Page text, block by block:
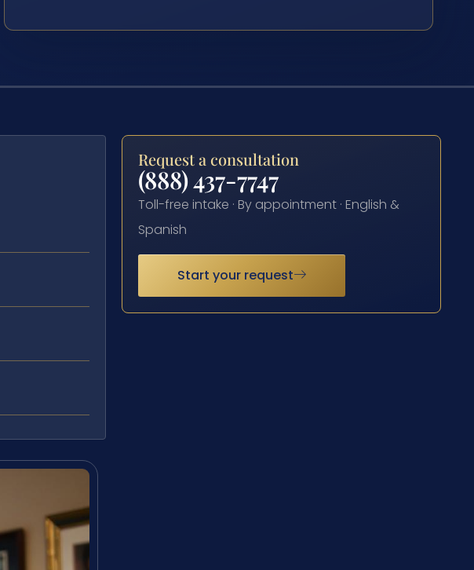
Request a consultation
(888) 437-7747
Toll-free intake · By appointment · English &
Spanish
Start your request